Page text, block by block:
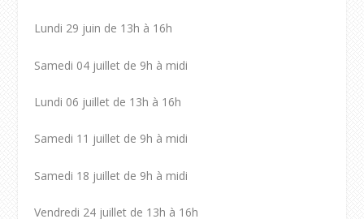
Lundi 29 juin de 13h à 16h
Samedi 04 juillet de 9h à midi
Lundi 06 juillet de 13h à 16h
Samedi 11 juillet de 9h à midi
Samedi 18 juillet de 9h à midi
Vendredi 24 juillet de 13h à 16h